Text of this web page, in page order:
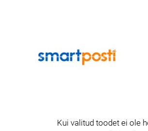
Kui valitud toodet ei ole